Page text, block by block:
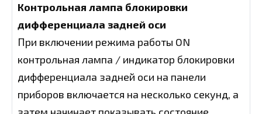
Контрольная лампа блокировки
дифференциала задней оси
При включении режима работы ON
контрольная лампа / индикатор блокировки
дифференциала задней оси на панели
приборов включается на несколько секунд, а